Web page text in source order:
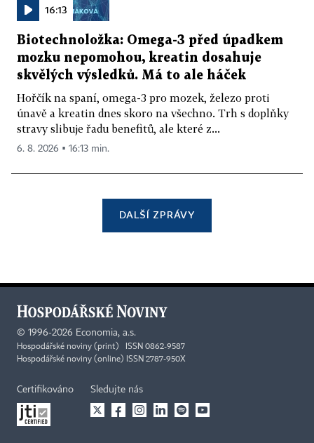
16:13
Biotechnoložka: Omega-3 před úpadkem
mozku nepomohou, kreatin dosahuje
skvělých výsledků. Má to ale háček
Hořčík na spaní, omega-3 pro mozek, železo proti
únavě a kreatin dnes skoro na všechno. Trh s doplňky
stravy slibuje řadu benefitů, ale které z...
6. 8. 2026 ▪ 16:13 min.
DALŠÍ ZPRÁVY
© 1996-2026 Economia, a.s.
Hospodářské noviny (print) ISSN 0862-9587
Hospodářské noviny (online) ISSN 2787-950X
Certifikováno Sledujte nás